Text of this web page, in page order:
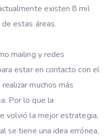
existen 8 mil
estas áreas.
mailing y redes
estar en contacto con el
muchos más
Por lo que la
volvió la mejor estrategia,
se tiene una idea errónea,